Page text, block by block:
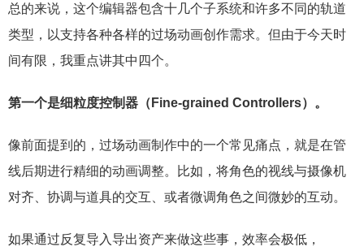
总的来说，这个编辑器包含十几个子系统和许多不同的轨道
类型，以支持各种各样的过场动画创作需求。但由于今天时
间有限，我重点讲其中四个。
第一个是细粒度控制器（Fine-grained Controllers）。
像前面提到的，过场动画制作中的一个常见痛点，就是在管
线后期进行精细的动画调整。比如，将角色的视线与摄像机
对齐、协调与道具的交互、或者微调角色之间微妙的互动。
如果通过反复导入导出资产来做这些事，效率会极低，